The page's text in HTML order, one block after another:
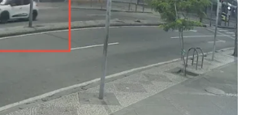
Casos Solucionados
Mídia